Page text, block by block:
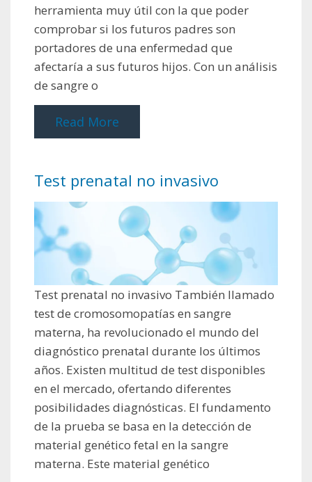
herramienta muy útil con la que poder
comprobar si los futuros padres son
portadores de una enfermedad que
afectaría a sus futuros hijos. Con un análisis
de sangre o
Read More
Test prenatal no invasivo
Test prenatal no invasivo También llamado
test de cromosomopatías en sangre
materna, ha revolucionado el mundo del
diagnóstico prenatal durante los últimos
años. Existen multitud de test disponibles
en el mercado, ofertando diferentes
posibilidades diagnósticas. El fundamento
de la prueba se basa en la detección de
material genético fetal en la sangre
materna. Este material genético